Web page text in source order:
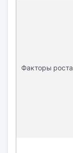
Факторы роста